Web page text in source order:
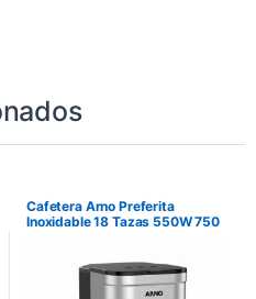
Cafetera Arno Preferita
Inoxidable 18 Tazas 550W 750